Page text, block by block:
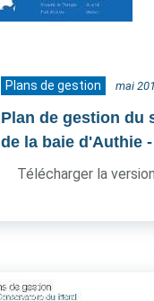
Plans de gestion mai
Plan de gestion du
de la baie d'Authie
Télécharger la